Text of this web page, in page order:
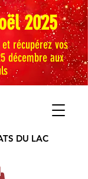
2025
récupérez vos
décembre aux
DU LAC